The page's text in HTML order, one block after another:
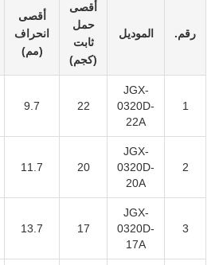
رقم. الموديل
أقصى
حمل
ثابت
(كجم)
أقصى
انحراف
(مم)
JGX-
0320D-
22A
22
9.7
JGX-
0320D-
20A
20
11.7
JGX-
0320D-
17A
17
13.7